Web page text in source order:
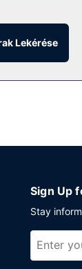
számára
Lekérése
Sign Up
Stay